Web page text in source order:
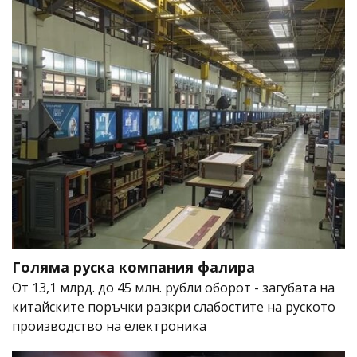
Голяма руска компания фалира
От 13,1 млрд. до 45 млн. рубли оборот - загубата на
китайските поръчки разкри слабостите на руското
производство на електроника